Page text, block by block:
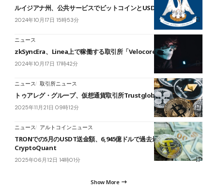
ルイジアナ州、公共サービスでビットコインとUSDC決済開始
2024年10月17日 15時53分
ニュース
zkSyncEra、Linea上で稼働する取引所「Velocore」ハッキング
2024年10月17日 17時42分
ニュース 取引所ニュース
トゥアレグ・グループ、仮想通貨取引所TrustglobeX立ち上げ
2025年11月21日 09時12分
ニュース アルトコインニュース
TRONでの5月のUSDT送金額、6,945億ドルで過去最高に＝
CryptoQuant
2025年06月12日 14時01分
Show More